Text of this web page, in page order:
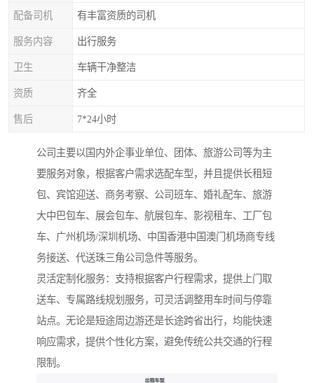
配备司机 有丰富资质的司机
服务内容 出行服务
卫生 车辆干净整洁
资质 齐全
售后 7*24小时
公司主要以国内外企事业单位、团体、旅游公司等为主
要服务对象，根据客户需求选配车型，并且提供长租短
包、宾馆迎送、商务考察、公司班车、婚礼配车、旅游
大中巴包车、展会包车、航展包车、影视租车、工厂包
车、广州机场/深圳机场、中国香港中国澳门机场商专线
务接送、代送珠三角公司急件等服务。
灵活定制化服务：支持根据客户行程需求，提供上门取
送车、专属路线规划服务，可灵活调整用车时间与停靠
站点。无论是短途周边游还是长途跨省出行，均能快速
响应需求，提供个性化方案，避免传统公共交通的行程
限制。